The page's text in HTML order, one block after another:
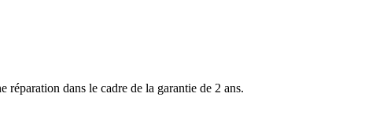
dans le cadre de la garantie de 2 ans.